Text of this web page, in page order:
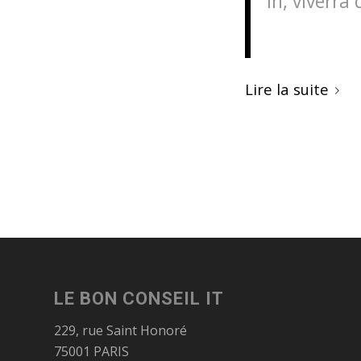
Lire la suite
LE BON CONSEIL IT
229, rue Saint Honoré
75001 PARIS